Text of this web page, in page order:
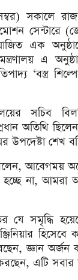
সকালে
সেন্টারে
এক
এ
‘বস্ত্র
সচিব
অতিথি
উপদেষ্টা শেখ
আবেগময়
হচ্ছে না,
যে সমৃদ্ধি
হিসেবে
জ্ঞান অর্জন
এটি সবার